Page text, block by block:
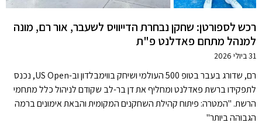
רכש לספורטן: שחקן נבחרת הדייוויס לשעבר, אור רם, מונה
למנהל מתחם פאדלנט פ"ת
31 ביולי 2026
רם, שדורג בעבר בטופ 500 העולמי ושיחק בווימבלדון וב-US Open, נכנס
לתפקידו ברשת פאדלנט ומחליף את דן בר-לב שקודם לניהול כלל מתחמי
הרשת. "המטרה: פיתוח קהילת השחקנים המקומית והבאת אימונים ברמה
הגבוהה ביותר"